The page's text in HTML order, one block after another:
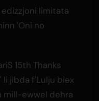
edizzjoni limitata
'Oni no
15th Thanks
li jibda f'Lulju biex
mill-ewwel dehra